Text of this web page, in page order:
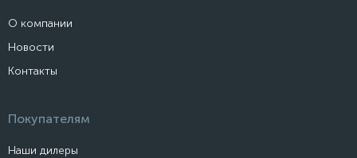
О компании
Новости
Контакты
Покупателям
Наши дилеры